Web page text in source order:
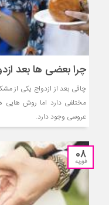
چرا بعضی ها بعد
چاقی بعد از ازدواج یکی از
مختلفی دارد اما روش هایی
عروسی وجود دارد.
08
فوریه